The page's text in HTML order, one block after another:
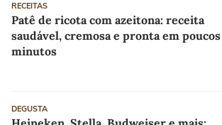
RECEITAS
Patê de ricota com azeitona: receita
saudável, cremosa e pronta em poucos
minutos
DEGUSTA